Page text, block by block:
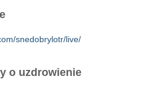
snedobrylotr/live/
o uzdrowienie